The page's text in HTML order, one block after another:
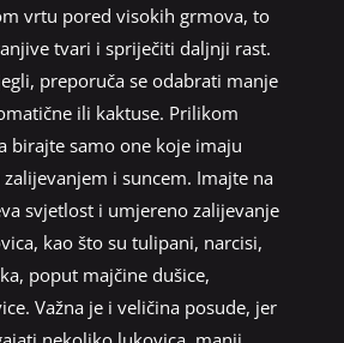
vrtu pored visokih grmova, to
tvari i spriječiti daljnji rast.
preporuča se odabrati manje
ili kaktuse. Prilikom
birajte samo one koje imaju
i suncem. Imajte na
svjetlost i umjereno zalijevanje
kao što su tulipani, narcisi,
poput majčine dušice,
Važna je i veličina posude, jer